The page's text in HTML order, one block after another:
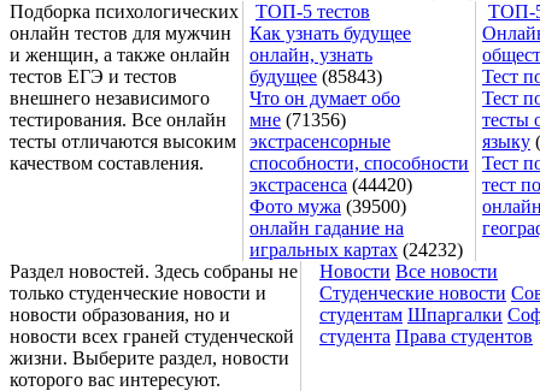
Подборка психологических
онлайн тестов для мужчин
и женщин, а также онлайн
тестов ЕГЭ и тестов
внешнего независимого
тестирования. Все онлайн
тесты отличаются высоким
качеством составления.
ТОП-5 тестов
ТОП-
Как узнать будущее
онлайн, узнать
будущее (85843)
Что он думает обо
мне (71356)
экстрасенсорные
способности, способности
экстрасенса (44420)
Фото мужа (39500)
онлайн гадание на
игральных картах (24232)
Тест
Тест
тесты
языку
Тест
тест
Раздел новостей. Здесь собраны не
только студенческие новости и
новости образования, но и
новости всех граней студенческой
жизни. Выберите раздел, новости
которого вас интересуют.
Новости Все новости
Студенческие новости
студентам Шпаргалки
студента Права студентов